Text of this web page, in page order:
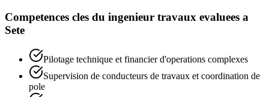
Competences cles du ingenieur travaux evaluees a
Sete
Pilotage technique et financier d'operations complexes
Supervision de conducteurs de travaux et coordination de
pole